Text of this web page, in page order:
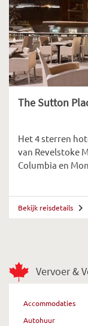
Vervoer &
Accommodaties
Autohuur
The Sutton
Het 4 sterren
van Revelstoke
Columbia en
Bekijk reisdetails